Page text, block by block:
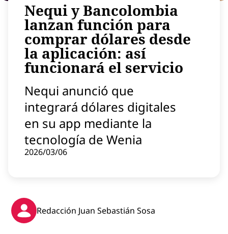
Virales
Tecnología
Economía
Estilo de vida
Contenido patrocinado
Instagram
Nequi y Bancolombia
lanzan función para
comprar dólares desde
la aplicación: así
funcionará el servicio
Nequi anunció que
integrará dólares digitales
en su app mediante la
tecnología de Wenia
2026/03/06
Redacción Juan Sebastián Sosa